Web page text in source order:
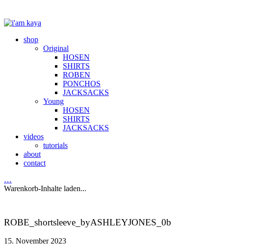
shop
Original
HOSEN
SHIRTS
ROBEN
PONCHOS
JACKSACKS
Young
HOSEN
SHIRTS
JACKSACKS
videos
tutorials
about
contact
…
Warenkorb-Inhalte laden...
ROBE_shortsleeve_byASHLEYJONES_0b
15. November 2023